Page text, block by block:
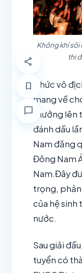
share
bookmark
chat_bubble
Không khí
thi
Chức vô
mang về
thưởng
đánh dấu
Nam đăng
Đông Nam
Nam.Đây
trọng,
của hệ sinh
nước.
Sau giải
tuyển có